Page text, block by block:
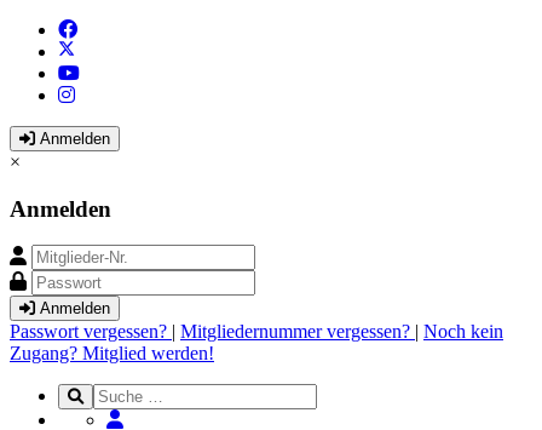
Anmelden
×
Anmelden
Anmelden
Passwort vergessen? | Mitgliedernummer vergessen? | Noch kein
Zugang? Mitglied werden!